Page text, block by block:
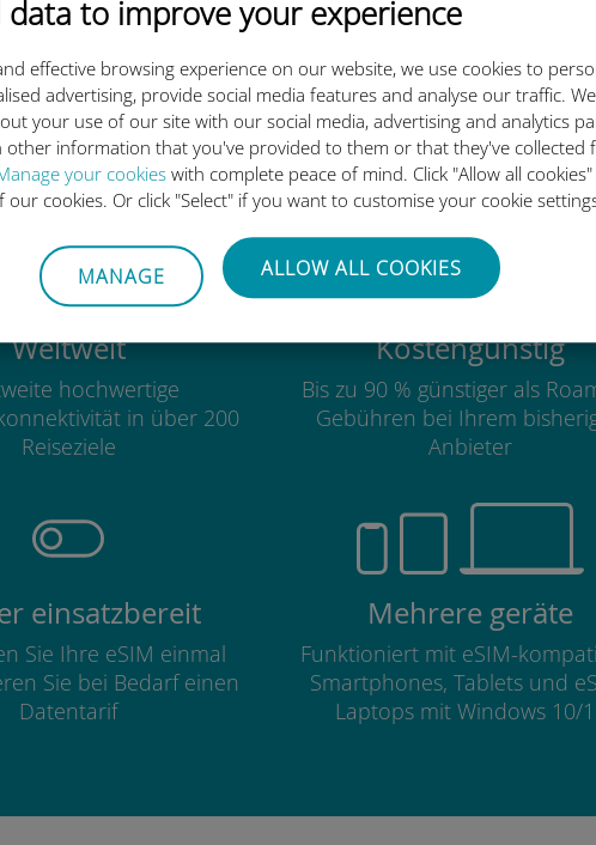
data to improve your experience
effective browsing experience on our website, we use cookies to
advertising, provide social media features and analyse our traffic.
your use of our site with our social media, advertising and analytics
other information that you've provided to them or that they've collected
your cookies with complete peace of mind. Click "Allow all
our cookies. Or click "Select" if you want to customise your cookie
MANAGE ALLOW ALL COOKIES
die internationale Ubigi eSIM so
Weltweit
hochwertige
in über 200
Reiseziele
Kostengünstig
Bis zu 90 % günstiger als
Gebühren bei Ihrem
Anbieter
einsatzbereit
Sie Ihre eSIM einmal
Sie bei Bedarf einen
Datentarif
Mehrere geräte
Funktioniert mit eSIM-
Smartphones, Tablets und
Laptops mit Windows 10/